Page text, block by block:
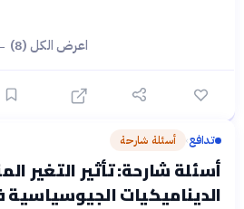
اعرض الكل (8) ←
تدافع› أسئلة شارحة
أسئلة شارحة: تأثير التغير
الديناميكيات